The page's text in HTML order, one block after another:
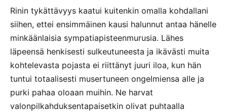
Rinin tykättävyys kaatui kuitenkin omalla kohdallani
siihen, ettei ensimmäinen kausi halunnut antaa hänelle
minkäänlaisia sympatiapisteenmurusia. Lähes
läpeensä henkisesti sulkeutuneesta ja ikävästi muita
kohtelevasta pojasta ei riittänyt juuri iloa, kun hän
tuntui totaalisesti musertuneen ongelmiensa alle ja
purki pahaa oloaan muihin. Ne harvat
valonpilkahduksentapaisetkin olivat puhtaalla